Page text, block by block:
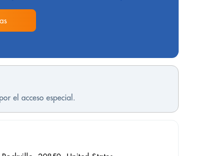
el acceso especial.